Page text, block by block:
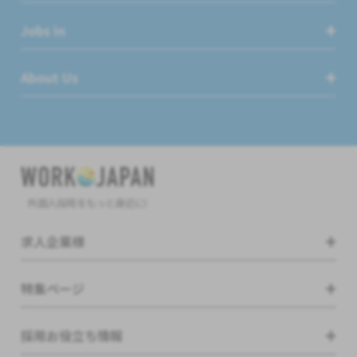
Jobs in
About Us
求人企業様
特集ページ
採用お役立ち情報